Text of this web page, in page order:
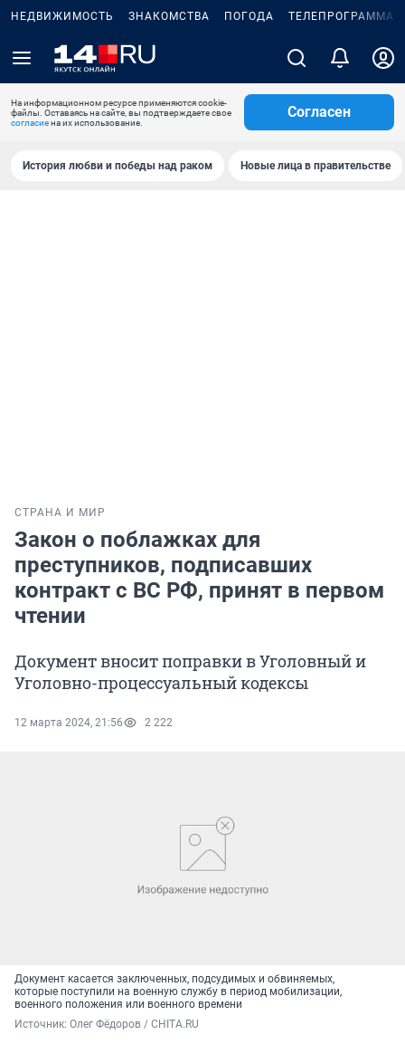
НЕДВИЖИМОСТЬ ЗНАКОМСТВА ПОГОДА ТЕЛЕПРОГРАММА
На информационном ресурсе применяются cookie-
файлы. Оставаясь на сайте, вы подтверждаете свое
согласиена их использование.
Согласен
История любви и победы над раком Новые лица в правительстве
СТРАНА И МИР
Закон о поблажках для
преступников, подписавших
контракт с ВС РФ, принят в первом
чтении
Документ вносит поправки в Уголовный и
Уголовно-процессуальный кодексы
12 марта 2024, 21:56 2 222
Документ касается заключенных, подсудимых и обвиняемых,
которые поступили на военную службу в период мобилизации,
военного положения или военного времени
Источник: Олег Фёдоров / CHITA.RU